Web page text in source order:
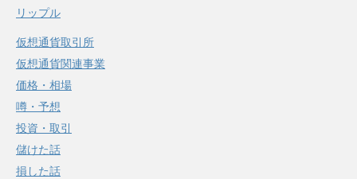
リップル
仮想通貨取引所
仮想通貨関連事業
価格・相場
噂・予想
投資・取引
儲けた話
損した話